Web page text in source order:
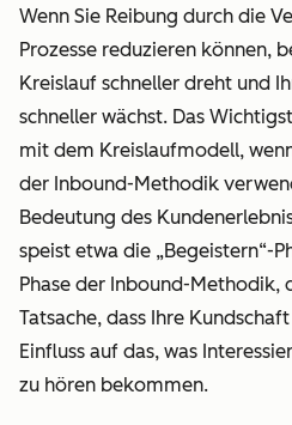
Wenn Sie Reibung durch die
Prozesse reduzieren können,
Kreislauf schneller dreht und
schneller wächst. Das
mit dem Kreislaufmodell,
der Inbound-Methodik
Bedeutung des
speist etwa die „Begeistern“-
Phase der Inbound-Methodik,
Tatsache, dass Ihre
Einfluss auf das, was
zu hören bekommen.